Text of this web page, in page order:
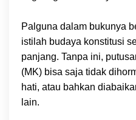
Palguna dalam bukunya
istilah budaya konstitusi
panjang. Tanpa ini,
(MK) bisa saja tidak
hati, atau bahkan
lain.